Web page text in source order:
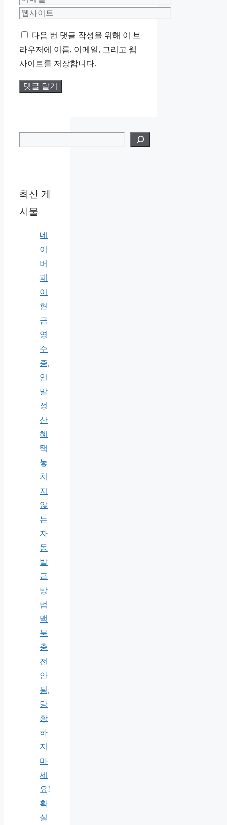
메
웹
이
트
다음 번 댓글 작성을 위해 이 브
라우저에 이름, 이메일, 그리고 웹
사이트를 저장합니다.
최신 게
시물
네
이
버
페
이
현
금
영
수
증,
연
말
정
산
혜
택
놓
치
지
않
는
자
동
발
급
방
법
맥
북
충
전
안
됨,
당
황
하
지
마
세
요!
확
실